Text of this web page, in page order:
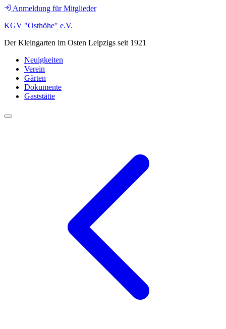
Anmeldung für Mitglieder
KGV "Osthöhe" e.V.
Der Kleingarten im Osten Leipzigs seit 1921
Neuigkeiten
Verein
Gärten
Dokumente
Gaststätte